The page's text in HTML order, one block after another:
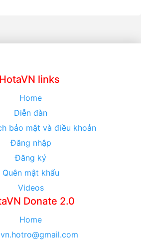
HotaVN links
Home
Diễn đàn
bảo mật và điều khoản
Đăng nhập
Đăng ký
Quên mật khẩu
Videos
Donate 2.0
Home